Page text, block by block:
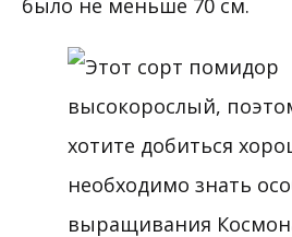
было не меньше 70 см.